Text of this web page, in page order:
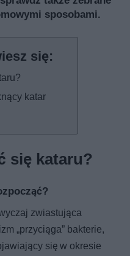
sposobami.
katar
się kataru?
zwiastująca
„przyciąga” bakterie,
się w okresie